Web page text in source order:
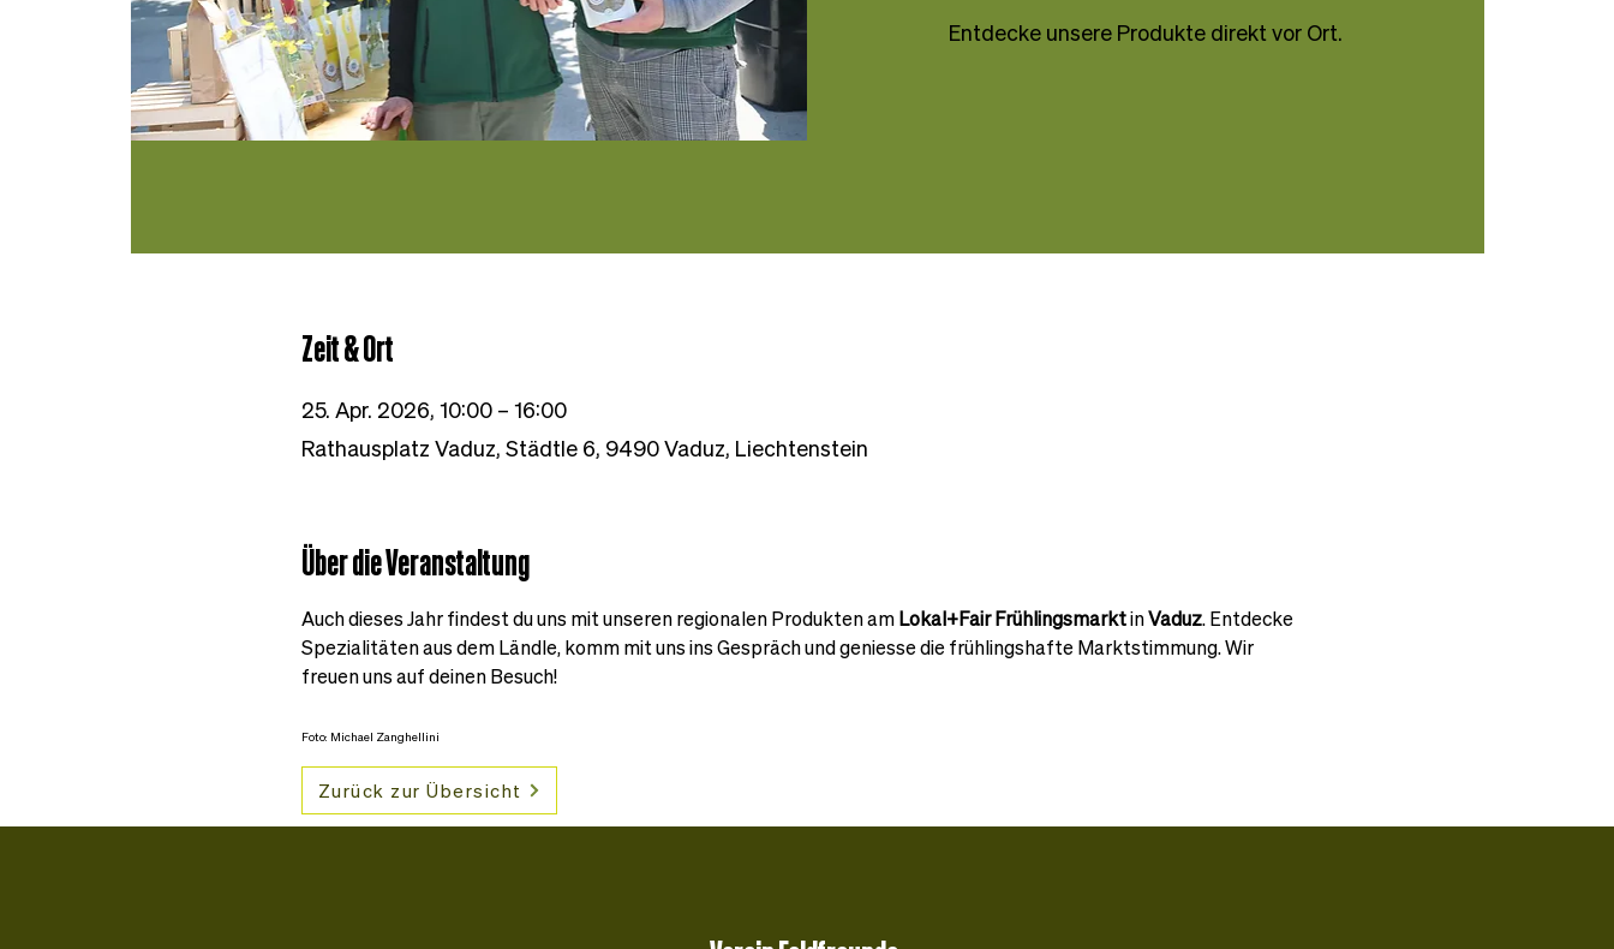
Entdecke unsere Produkte direkt vor Ort.
Zeit & Ort
25. Apr. 2026, 10:00 – 16:00
Rathausplatz Vaduz, Städtle 6, 9490 Vaduz, Liechtenstein
Über die Veranstaltung
Auch dieses Jahr findest du uns mit unseren regionalen Produkten am Lokal+Fair Frühlingsmarkt in Vaduz. Entdecke
Spezialitäten aus dem Ländle, komm mit uns ins Gespräch und geniesse die frühlingshafte Marktstimmung. Wir
freuen uns auf deinen Besuch!
Foto: Michael Zanghellini
Zurück zur Übersicht